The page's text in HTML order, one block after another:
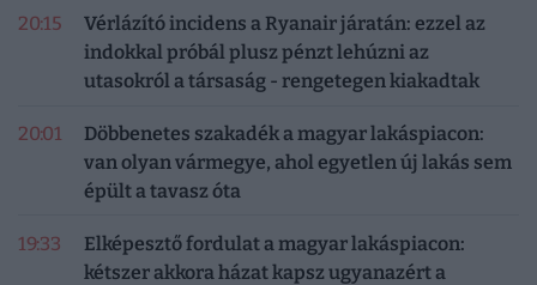
20:15
Vérlázító incidens a Ryanair járatán: ezzel az
indokkal próbál plusz pénzt lehúzni az
utasokról a társaság - rengetegen kiakadtak
20:01
Döbbenetes szakadék a magyar lakáspiacon:
van olyan vármegye, ahol egyetlen új lakás sem
épült a tavasz óta
19:33
Elképesztő fordulat a magyar lakáspiacon:
kétszer akkora házat kapsz ugyanazért a